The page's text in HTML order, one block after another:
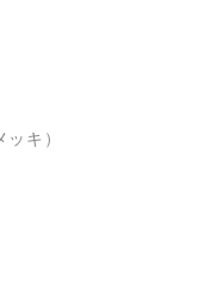
キ）